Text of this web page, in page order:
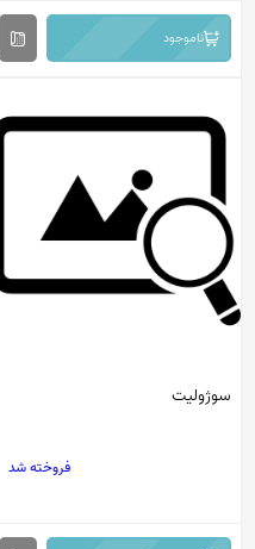
ناموجود
سوژولیت
فروخته شد